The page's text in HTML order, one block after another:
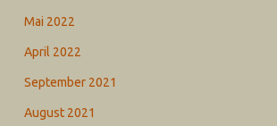
Mai 2022
April 2022
September 2021
August 2021